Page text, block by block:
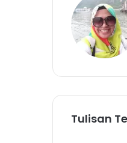
Tulisan